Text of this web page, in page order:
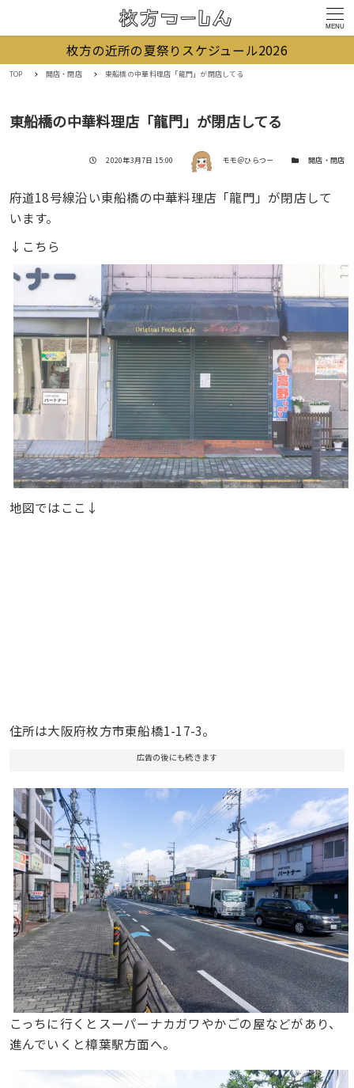
MENU
枚方の近所の夏祭りスケジュール2026
TOP 開店・閉店 東船橋の中華料理店「龍門」が閉店してる
東船橋の中華料理店「龍門」が閉店してる
投稿日
2020年3月7日 15:00 著者 モモ＠ひらつー カテゴリー開店・閉店
府道18号線沿い東船橋の中華料理店「龍門」が閉店して
います。
↓こちら
地図ではここ↓
住所は大阪府枚方市東船橋1-17-3。
広告の後にも続きます
こっちに行くとスーパーナカガワやかごの屋などがあり、
進んでいくと樟葉駅方面へ。